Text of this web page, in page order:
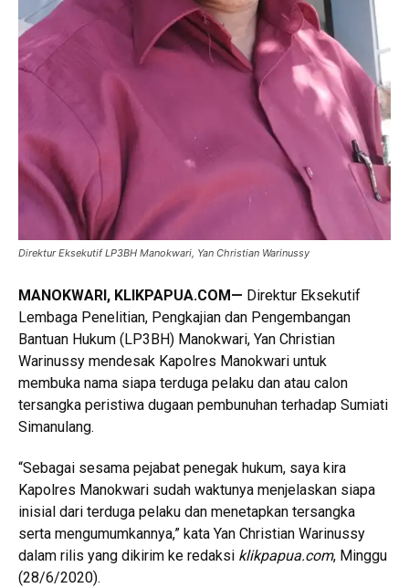
Direktur Eksekutif LP3BH Manokwari, Yan Christian Warinussy
MANOKWARI, KLIKPAPUA.COM— Direktur Eksekutif
Lembaga Penelitian, Pengkajian dan Pengembangan
Bantuan Hukum (LP3BH) Manokwari, Yan Christian
Warinussy mendesak Kapolres Manokwari untuk
membuka nama siapa terduga pelaku dan atau calon
tersangka peristiwa dugaan pembunuhan terhadap Sumiati
Simanulang.
“Sebagai sesama pejabat penegak hukum, saya kira
Kapolres Manokwari sudah waktunya menjelaskan siapa
inisial dari terduga pelaku dan menetapkan tersangka
serta mengumumkannya,” kata Yan Christian Warinussy
dalam rilis yang dikirim ke redaksi klikpapua.com, Minggu
(28/6/2020).